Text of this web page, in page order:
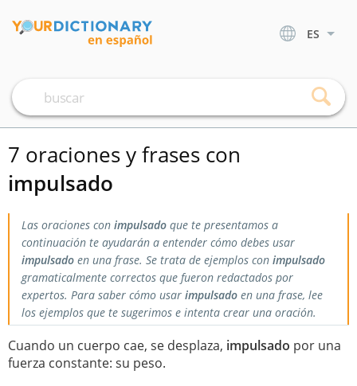
ES
7 oraciones y frases con
impulsado
Las oraciones con impulsado que te presentamos a
continuación te ayudarán a entender cómo debes usar
impulsado en una frase. Se trata de ejemplos con impulsado
gramaticalmente correctos que fueron redactados por
expertos. Para saber cómo usar impulsado en una frase, lee
los ejemplos que te sugerimos e intenta crear una oración.
Cuando un cuerpo cae, se desplaza, impulsado por una
fuerza constante: su peso.